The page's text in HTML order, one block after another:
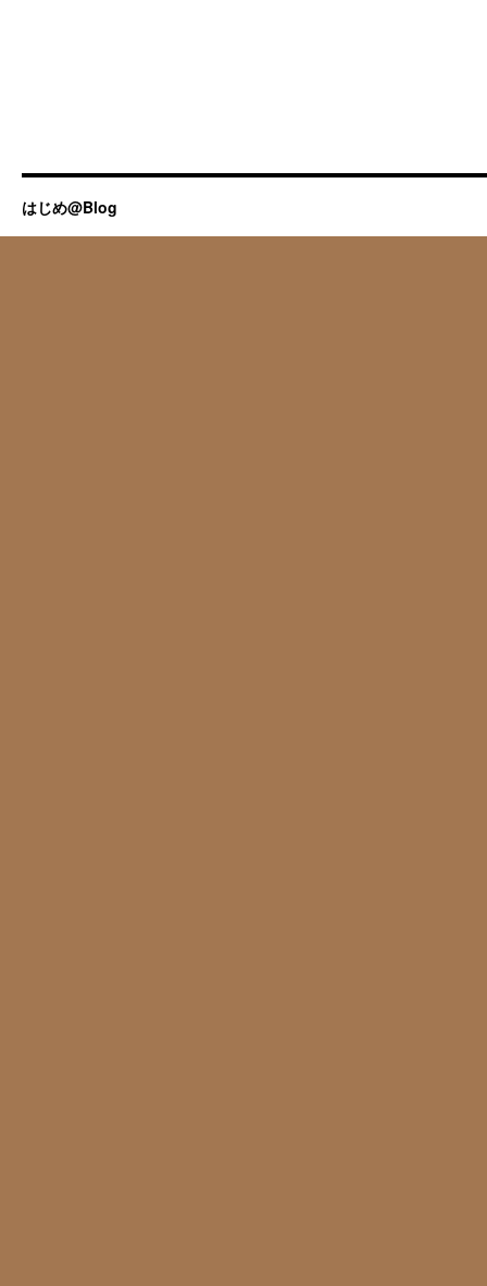
はじめ@Blog